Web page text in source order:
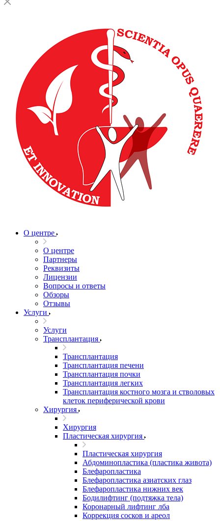
О центре
О центре
Партнеры
Реквизиты
Лицензии
Вопросы и ответы
Обзоры
Отзывы
Услуги
Услуги
Трансплантация
Трансплантация
Трансплантация печени
Трансплантация почки
Трансплантация легких
Трансплантация костного мозга и стволовых
клеток периферической крови
Хирургия
Хирургия
Пластическая хирургия
Пластическая хирургия
Абдоминопластика (пластика живота)
Блефаропластика
Блефаропластика азиатских глаз
Блефаропластика нижних век
Бодилифтинг (подтяжка тела)
Коронарный лифтинг лба
Коррекция сосков и ареол